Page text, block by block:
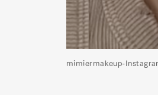
mimiermakeup-